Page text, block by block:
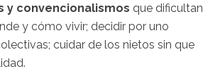
convencionalismos que dificultan
y cómo vivir; decidir por uno
cuidar de los nietos sin que